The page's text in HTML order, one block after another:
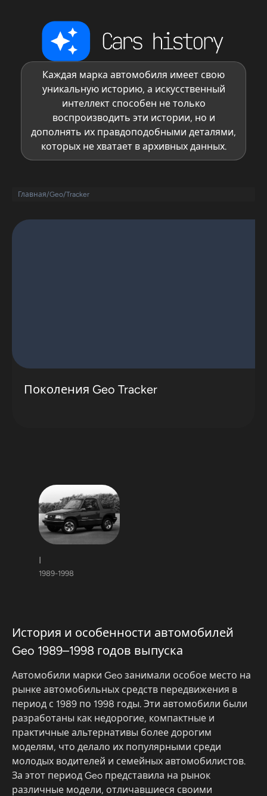
Каждая марка автомобиля имеет свою
уникальную историю, а искусственный
интеллект способен не только
воспроизводить эти истории, но и
дополнять их правдоподобными деталями,
которых не хватает в архивных данных.
Главная/Geo/Tracker
Поколения Geo Tracker
I
1989-1998
История и особенности автомобилей
Geo 1989–1998 годов выпуска
Автомобили марки Geo занимали особое место на
рынке автомобильных средств передвижения в
период с 1989 по 1998 годы. Эти автомобили были
разработаны как недорогие, компактные и
практичные альтернативы более дорогим
моделям, что делало их популярными среди
молодых водителей и семейных автомобилистов.
За этот период Geo представила на рынок
различные модели, отличавшиеся своими